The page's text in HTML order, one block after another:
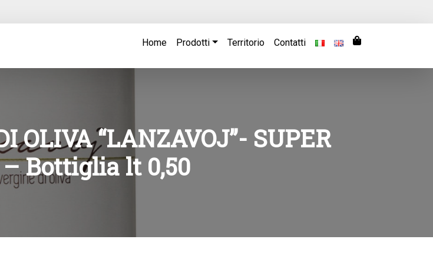
Home Prodotti Territorio Contatti
OLIVA “LANZAVOJ”- SUPER
– Bottiglia lt 0,50